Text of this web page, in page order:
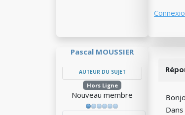
Pascal MOUSSIER
AUTEUR DU SUJET
Hors Ligne
Nouveau membre